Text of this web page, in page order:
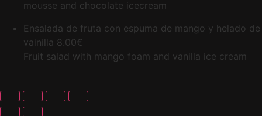
mousse and chocolate icecream
Ensalada de fruta con espuma de mango y helado de
vainilla 8.00€
Fruit salad with mango foam and vanilla ice cream